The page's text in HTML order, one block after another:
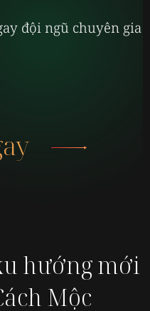
đội ngũ chuyên gia
hướng mới
Mộc